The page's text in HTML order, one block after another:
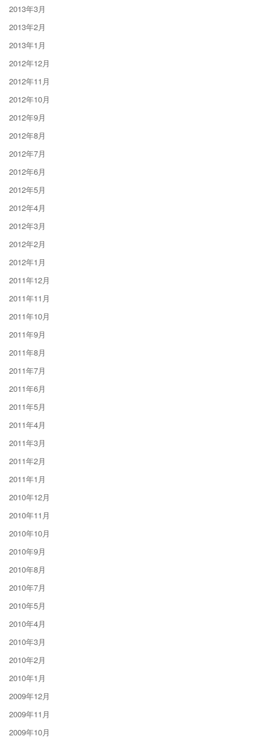
2013年3月
2013年2月
2013年1月
2012年12月
2012年11月
2012年10月
2012年9月
2012年8月
2012年7月
2012年6月
2012年5月
2012年4月
2012年3月
2012年2月
2012年1月
2011年12月
2011年11月
2011年10月
2011年9月
2011年8月
2011年7月
2011年6月
2011年5月
2011年4月
2011年3月
2011年2月
2011年1月
2010年12月
2010年11月
2010年10月
2010年9月
2010年8月
2010年7月
2010年5月
2010年4月
2010年3月
2010年2月
2010年1月
2009年12月
2009年11月
2009年10月